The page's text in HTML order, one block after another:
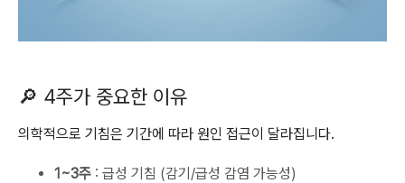
🔎 4주가 중요한 이유
의학적으로 기침은 기간에 따라 원인 접근이 달라집니다.
1~3주 : 급성 기침 (감기/급성 감염 가능성)